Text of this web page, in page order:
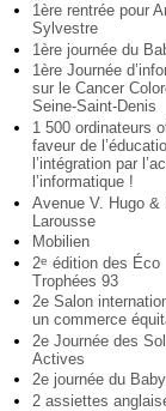
1ère rentrée pour
Sylvestre
1ère journée du
1ère Journée
sur le Cancer
Seine-Saint-Denis
1 500 ordinateurs
faveur de
l’intégration par
l’informatique !
Avenue V. Hugo &
Larousse
Mobilien
2e édition des Éco
Trophées 93
2e Salon
un commerce
2e Journée des
Actives
2e journée du
2 assiettes